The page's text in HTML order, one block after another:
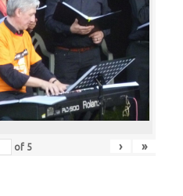
of 5 › »